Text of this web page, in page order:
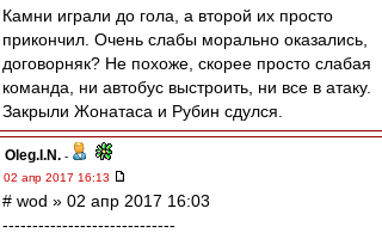
Камни играли до гола, а второй их просто
прикончил. Очень слабы морально оказались,
договорняк? Не похоже, скорее просто слабая
команда, ни автобус выстроить, ни все в атаку.
Закрыли Жонатаса и Рубин сдулся.
Oleg.I.N. -
02 апр 2017 16:13
# wod » 02 апр 2017 16:03
-----------------------------